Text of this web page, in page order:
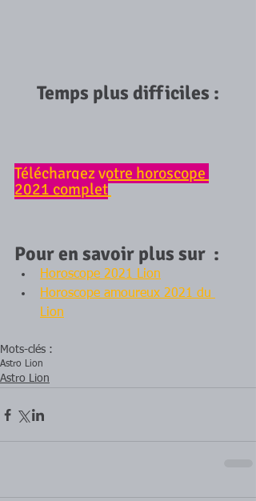
Temps plus difficiles :
Téléchargez votre horoscope
2021 complet
Pour en savoir plus sur  :
Horoscope 2021 Lion
Horoscope amoureux 2021 du
Lion
Mots-clés :
Astro Lion
Astro Lion